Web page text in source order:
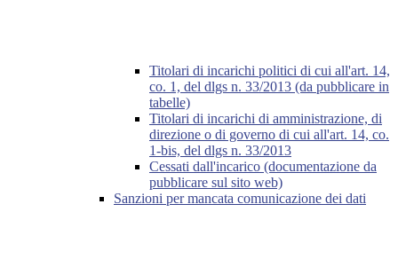
Titolari di incarichi politici di cui all'art. 14,
co. 1, del dlgs n. 33/2013 (da pubblicare in
tabelle)
Titolari di incarichi di amministrazione, di
direzione o di governo di cui all'art. 14, co.
1-bis, del dlgs n. 33/2013
Cessati dall'incarico (documentazione da
pubblicare sul sito web)
Sanzioni per mancata comunicazione dei dati